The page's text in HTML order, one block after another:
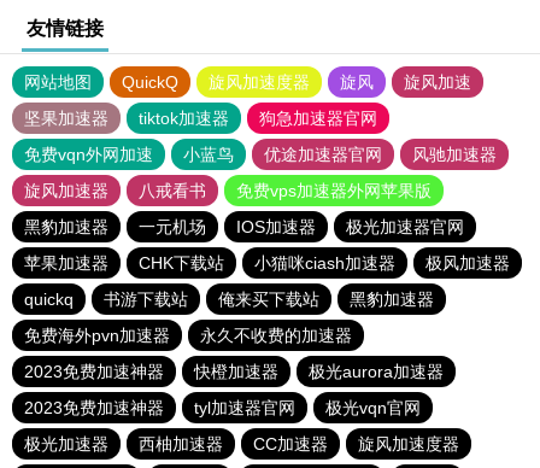
友情链接
网站地图 QuickQ 旋风加速度器 旋风
旋风加速
坚果加速器
tiktok加速器
狗急加速器官网
免费vqn外网加速
小蓝鸟 优途加速器官网
风驰加速器
旋风加速器
八戒看书
免费vps加速器外网苹果版
黑豹加速器
一元机场 IOS加速器
极光加速器官网
苹果加速器
CHK下载站 小猫咪ciash加速器
极风加速器
quickq
书游下载站 俺来买下载站
黑豹加速器
免费海外pvn加速器
永久不收费的加速器
2023免费加速神器
快橙加速器
极光aurora加速器
2023免费加速神器
tyl加速器官网
极光vqn官网
极光加速器
西柚加速器 CC加速器 旋风加速度器